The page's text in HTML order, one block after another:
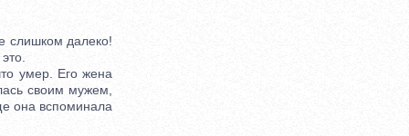
слишком далеко!
умер. Его жена
своим мужем,
она вспоминала